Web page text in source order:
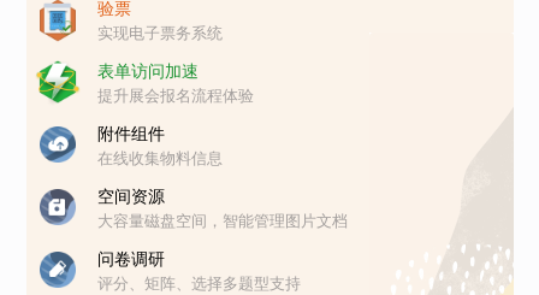
验票
实现电子票务系统
表单访问加速
提升展会报名流程体验
附件组件
在线收集物料信息
空间资源
大容量磁盘空间，智能管理图片文档
问卷调研
评分、矩阵、选择多题型支持